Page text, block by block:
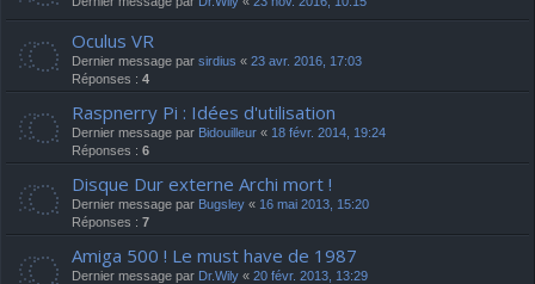
Oculus VR
Dernier message par sirdius « 23 avr. 2016, 17:03
Réponses : 4
Raspnerry Pi : Idées d'utilisation
Dernier message par Bidouilleur « 18 févr. 2014, 19:24
Réponses : 6
Disque Dur externe Archi mort !
Dernier message par Bugsley « 16 mai 2013, 15:20
Réponses : 7
Amiga 500 ! Le must have de 1987
Dernier message par Dr.Wily « 20 févr. 2013, 13:29